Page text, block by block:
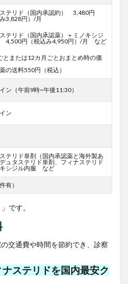
テリド（国内承認約） 3,480円
み3,828円）/月
テリド（国内承認薬）＋ミノキシジ
4,500円（税込み4,950円）/月 など
とまたは12カ月ごとおまとめ時の価
の送料550円（税込）
ン（午前9時~午後11:30）
ン
テリド単剤（国内承認薬と海外製あ
ュタステリド単剤、フィナステリド
キシジル内服 など
有）
です。
交通費や時間を節約でき、診察
ステリドを国内最安ク